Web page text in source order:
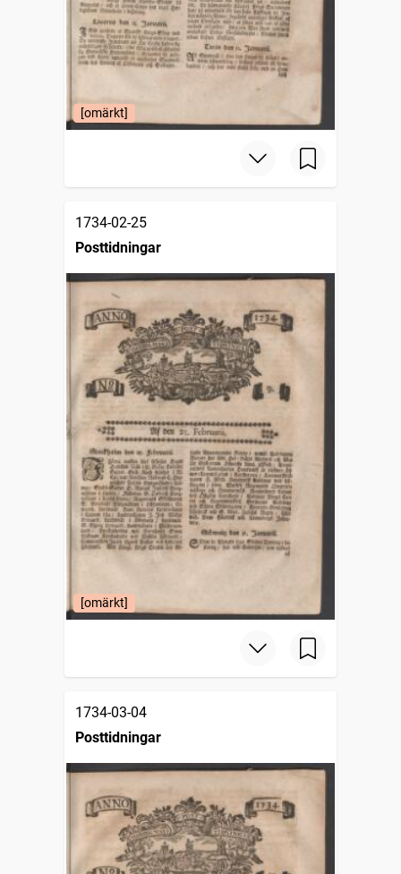
[omärkt]
1734-02-25
Posttidningar
[omärkt]
1734-03-04
Posttidningar